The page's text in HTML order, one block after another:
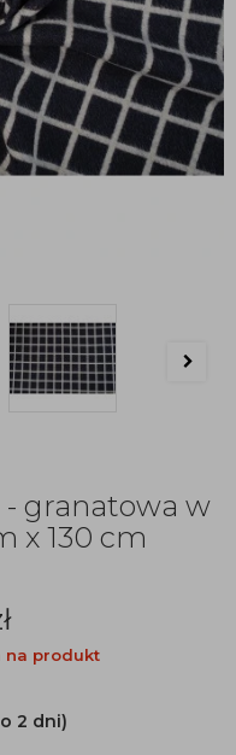
- granatowa w
x 130 cm
na produkt
2 dni)